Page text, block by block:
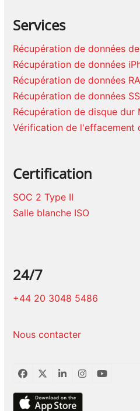
Services
Récupération de données
Récupération de données
Récupération de données
Récupération de données
Récupération de disque dur
Vérification de l'effacement
Certification
SOC 2 Type II
Salle blanche ISO
24/7
+44 20 3048 5486
Nous contacter
Facebook
TwitterLinkedInInstagram
YouTube